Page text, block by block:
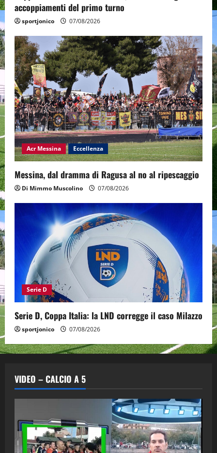
accoppiamenti del primo turno
sportjonico 07/08/2026
Acr Messina Eccellenza
Messina, dal dramma di Ragusa al no al ripescaggio
Di Mimmo Muscolino 07/08/2026
Serie D
Serie D, Coppa Italia: la LND corregge il caso Milazzo
sportjonico 07/08/2026
VIDEO – CALCIO A 5